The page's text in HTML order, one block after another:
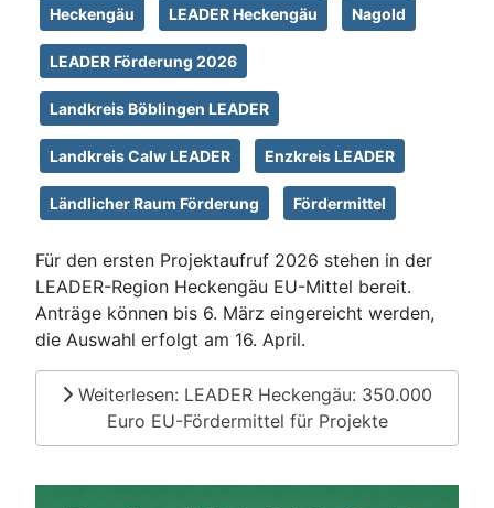
Heckengäu LEADER Heckengäu Nagold
LEADER Förderung 2026
Landkreis Böblingen LEADER
Landkreis Calw LEADER Enzkreis LEADER
Ländlicher Raum Förderung Fördermittel
Für den ersten Projektaufruf 2026 stehen in der
LEADER-Region Heckengäu EU-Mittel bereit.
Anträge können bis 6. März eingereicht werden,
die Auswahl erfolgt am 16. April.
Weiterlesen: LEADER Heckengäu: 350.000
Euro EU-Fördermittel für Projekte